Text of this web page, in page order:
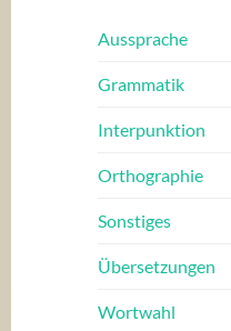
Aussprache
Grammatik
Interpunktion
Orthographie
Sonstiges
Übersetzungen
Wortwahl